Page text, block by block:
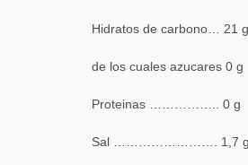
Hidratos de carbono… 21 g
de los cuales azucares 0 g
Proteinas …………….. 0 g
Sal ……………………. 1,7 g